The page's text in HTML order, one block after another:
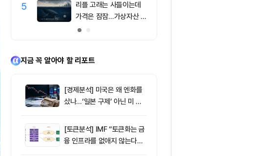
5
리플 고래는 사들이는데
가격은 잠잠…가상자산 바
닥 신호 주목
지금 꼭 알아야 할 리포트
[경제분석] 미국은 왜 엔화를
샀나…‘일본 구제’ 아닌 미 국
[토큰분석] IMF “토큰화는 금
융 인프라를 없애지 않는다…